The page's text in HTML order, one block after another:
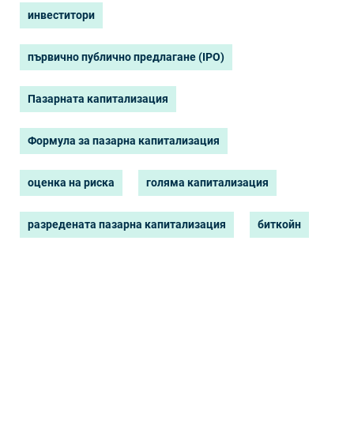
инвеститори
първично публично предлагане (IPO)
Пазарната капитализация
Формула за пазарна капитализация
оценка на риска голяма капитализация
разредената пазарна капитализация биткойн